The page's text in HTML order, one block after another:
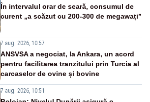
În intervalul orar de seară, consumul de
curent „a scăzut cu 200-300 de megawați”
7 aug. 2026, 10:57
ANSVSA a negociat, la Ankara, un acord
pentru facilitarea tranzitului prin Turcia al
carcaselor de ovine și bovine
7 aug. 2026, 10:51